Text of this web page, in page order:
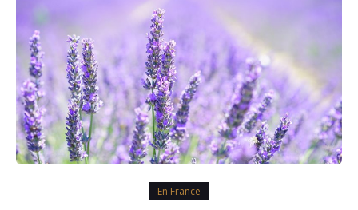
En France